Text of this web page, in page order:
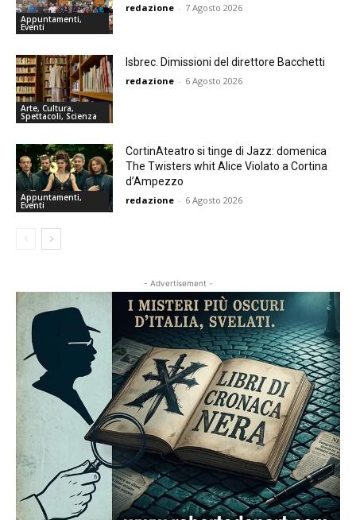
Appuntamenti,
Eventi
redazione - 7 Agosto 2026
Arte, Cultura,
Spettacoli, Scienza
Isbrec. Dimissioni del direttore Bacchetti
redazione - 6 Agosto 2026
Appuntamenti,
Eventi
CortinAteatro si tinge di Jazz: domenica
The Twisters whit Alice Violato a Cortina
d’Ampezzo
redazione - 6 Agosto 2026
- Advertisement -